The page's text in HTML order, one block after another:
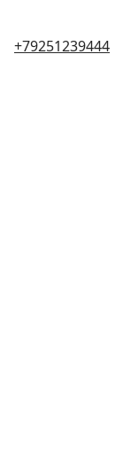
+79251239444